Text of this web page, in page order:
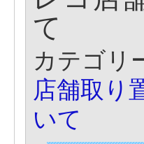
て
カテゴリ
店舗取り
いて